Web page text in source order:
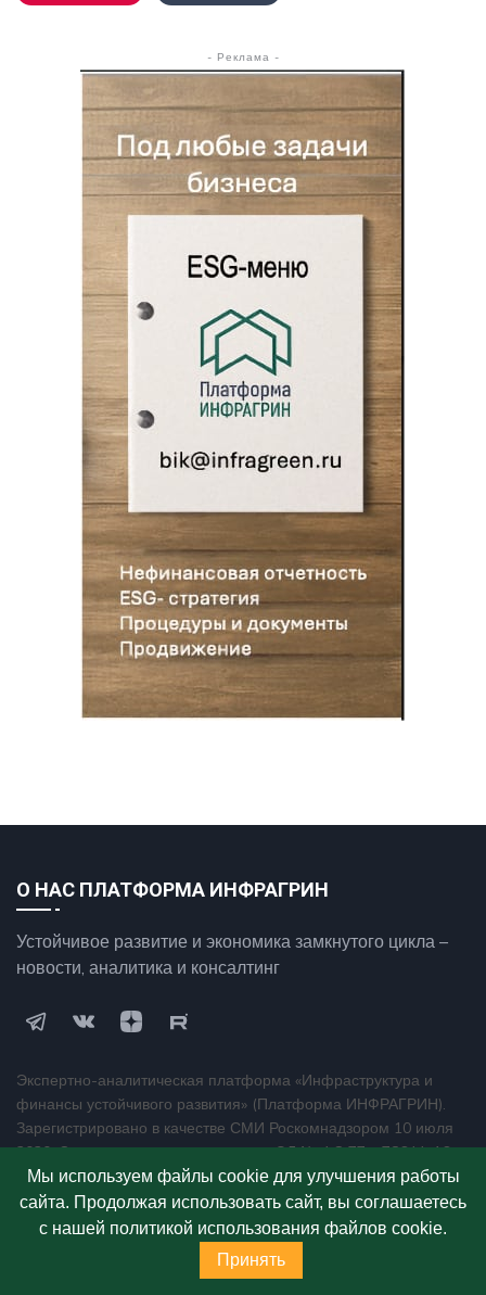
- Реклама -
О НАС ПЛАТФОРМА ИНФРАГРИН
Устойчивое развитие и экономика замкнутого цикла –
новости, аналитика и консалтинг
Экспертно-аналитическая платформа «Инфраструктура и
финансы устойчивого развития» (Платформа ИНФРАГРИН).
Зарегистрировано в качестве СМИ Роскомнадзором 10 июля
2020. Свидетельство о регистрации ЭЛ № ФС 77 – 78644. 16+.
НАВИГАЦИЯ
Условия публикации материалов на коммерческой
Мы используем файлы cookie для улучшения работы
сайта. Продолжая использовать сайт, вы соглашаетесь
с нашей политикой использования файлов cookie.
Принять